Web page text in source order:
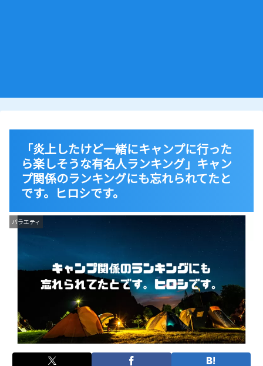
「炎上したけど一緒にキャンプに行った
ら楽しそうな有名人ランキング」キャン
プ関係のランキングにも忘れられてたと
です。ヒロシです。
バラエティ